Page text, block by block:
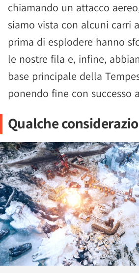
chiamando un attacco
siamo vista con alcuni carri
prima di esplodere hanno
le nostre fila e, infine,
base principale della
ponendo fine con successo
Qualche